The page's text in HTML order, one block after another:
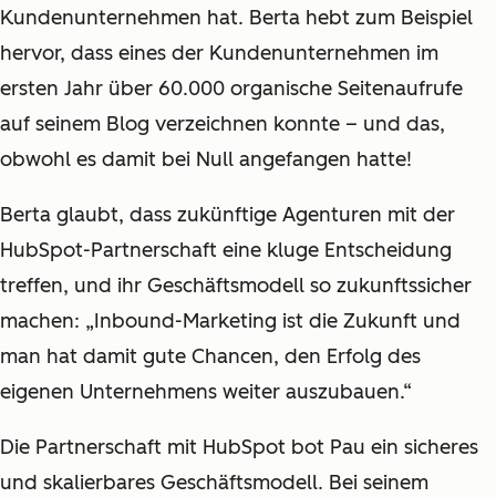
Kundenunternehmen hat. Berta hebt zum Beispiel
hervor, dass eines der Kundenunternehmen im
ersten Jahr über 60.000 organische Seitenaufrufe
auf seinem Blog verzeichnen konnte – und das,
obwohl es damit bei Null angefangen hatte!
Berta glaubt, dass zukünftige Agenturen mit der
HubSpot-Partnerschaft eine kluge Entscheidung
treffen, und ihr Geschäftsmodell so zukunftssicher
machen: „Inbound-Marketing ist die Zukunft und
man hat damit gute Chancen, den Erfolg des
eigenen Unternehmens weiter auszubauen.“
Die Partnerschaft mit HubSpot bot Pau ein sicheres
und skalierbares Geschäftsmodell. Bei seinem